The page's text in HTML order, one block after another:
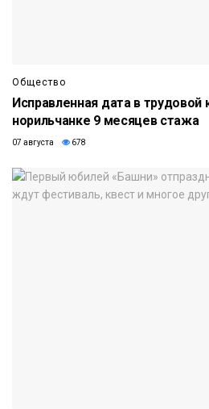
Общество
Исправленная дата в трудовой
норильчанке 9 месяцев стажа
07 августа 678